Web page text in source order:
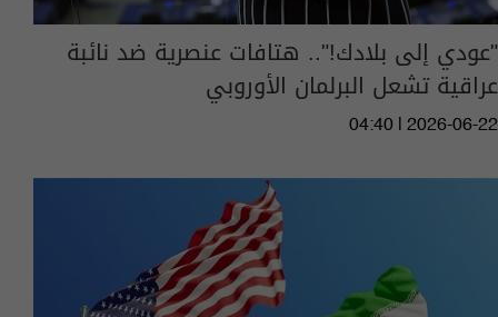
"عودي إلى بلادك!".. هتافات عنصرية ضد نائبة
عراقية تشعل البرلمان الأوروبي
04:40 | 2026-06-22